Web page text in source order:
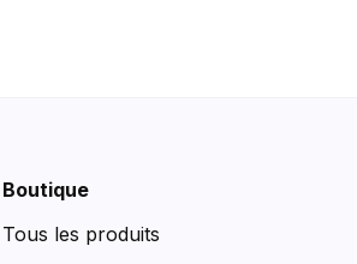
Boutique
Tous les produits